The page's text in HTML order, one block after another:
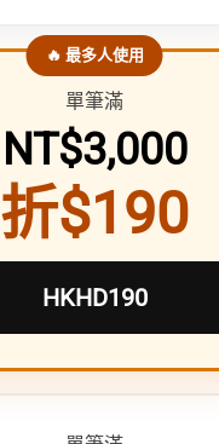
🔥 最多人使用
單筆滿
NT$3,000
折$190
HKHD190